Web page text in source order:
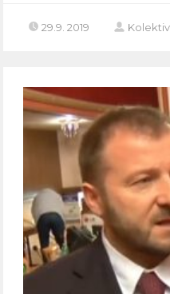
29.9. 2019